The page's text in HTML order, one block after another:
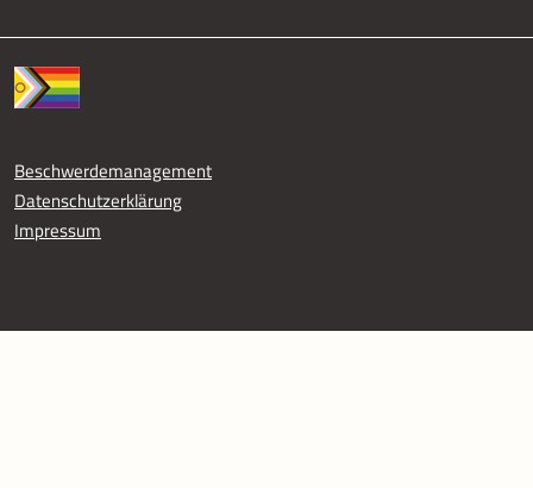
Fußzeile
Beschwerdemanagement
Datenschutzerklärung
Impressum